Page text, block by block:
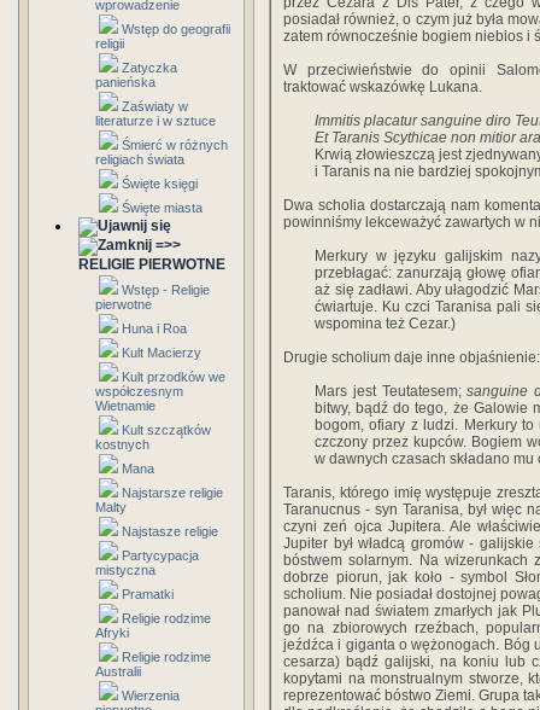
wprowadzenie
Wstęp do geografii
religii
Zatyczka
panieńska
Zaświaty w
literaturze i w sztuce
Śmierć w różnych
religiach świata
Święte księgi
Święte miasta
=>>
RELIGIE PIERWOTNE
Wstęp - Religie
pierwotne
Huna i Roa
Kult Macierzy
Kult przodków we
współczesnym
Wietnamie
Kult szczątków
kostnych
Mana
Najstarsze religie
Malty
Najstasze religie
Partycypacja
mistyczna
Pramatki
Religie rodzime
Afryki
Religie rodzime
Australii
Wierzenia
posiadał również, o czym już była
zatem równocześnie bogiem niebios i
W przeciwieństwie do opinii
traktować wskazówkę Lukana.
Immitis placatur sanguine diro
Et Taranis Scythicae non mitior
Krwią złowieszczą jest
i Taranis na nie bardziej
Dwa scholia dostarczają nam
powinniśmy lekceważyć zawartych w
Merkury w języku galijskim
przebłagać: zanurzają głowę
aż się zadławi. Aby ułagodzić
ćwiartuje. Ku czci Taranisa pali
wspomina też Cezar.)
Drugie scholium daje inne objaśnienie:
Mars jest Teutatesem;sanguine
bitwy, bądź do tego, że Galowie
bogom, ofiary z ludzi. Merkury
czczony przez kupców. Bogiem
w dawnych czasach składano
Taranis, którego imię występuje
Taranucnus - syn Taranisa, był więc
czyni zeń ojca Jupitera. Ale
Jupiter był władcą gromów - galijskie
bóstwem solarnym. Na
dobrze piorun, jak koło - symbol
scholium. Nie posiadał dostojnej
panował nad światem zmarłych jak
go na zbiorowych rzeźbach,
jeźdźca i giganta o wężonogach. Bóg
cesarza) bądź galijski, na koniu lub
kopytami na monstrualnym stworze,
reprezentować bóstwo Ziemi. Grupa